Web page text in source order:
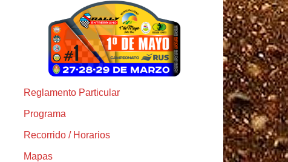
Reglamento Particular
Programa
Recorrido / Horarios
Mapas